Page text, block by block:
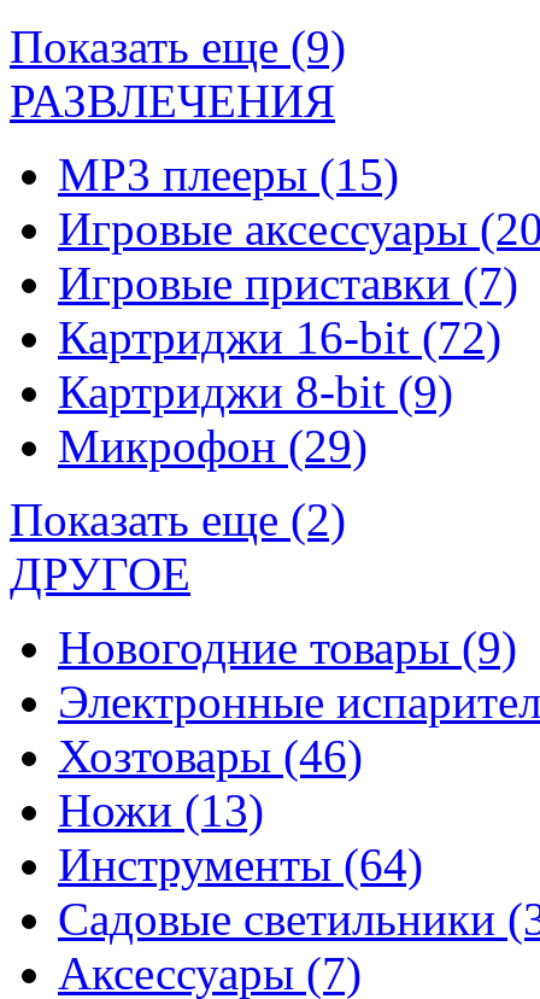
Показать еще (9)
РАЗВЛЕЧЕНИЯ
MP3 плееры (15)
Игровые аксессуары
Игровые приставки (7)
Картриджи 16-bit (72)
Картриджи 8-bit (9)
Микрофон (29)
Показать еще (2)
ДРУГОЕ
Новогодние товары (9)
Электронные
Хозтовары (46)
Ножи (13)
Инструменты (64)
Садовые светильники
Аксессуары (7)